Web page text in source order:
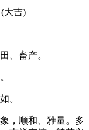
大吉)
、畜产。
。
，顺和、雅量。多